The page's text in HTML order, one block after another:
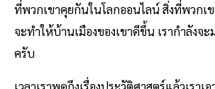
ที่พวกเขาคุยกันในโลกออนไลน์ สิ่งที่พวกเ
จะทำให้บ้านเมืองของเขาดีขึ้น เรากำลังจ
ครับ